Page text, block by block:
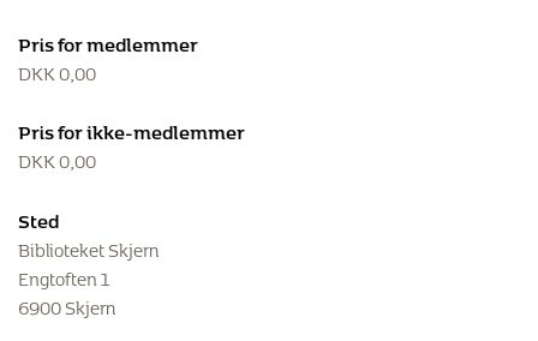
Pris for medlemmer
DKK0,00
Pris for ikke-medlemmer
DKK0,00
Sted
Biblioteket Skjern
Engtoften 1
6900 Skjern